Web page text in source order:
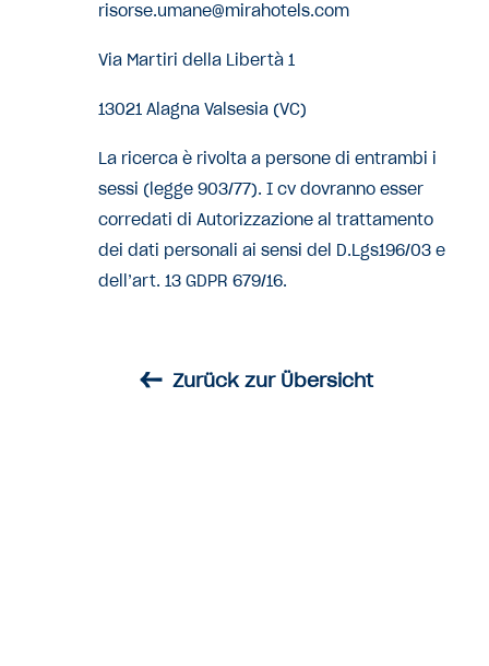
risorse.umane@mirahotels.com
Via Martiri della Libertà 1
13021 Alagna Valsesia (VC)
La ricerca è rivolta a persone di entrambi i
sessi (legge 903/77). I cv dovranno esser
corredati di Autorizzazione al trattamento
dei dati personali ai sensi del D.Lgs196/03 e
dell’art. 13 GDPR 679/16.
← Zurück zur Übersicht